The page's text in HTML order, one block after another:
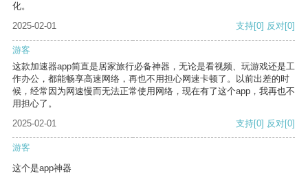
化。
2025-02-01
支持[0] 反对[0]
游客
这款加速器app简直是居家旅行必备神器，无论是看视频、玩游戏还是工
作办公，都能畅享高速网络，再也不用担心网速卡顿了。以前出差的时
候，经常因为网速慢而无法正常使用网络，现在有了这个app，我再也不
用担心了。
2025-02-01
支持[0] 反对[0]
游客
这个是app神器